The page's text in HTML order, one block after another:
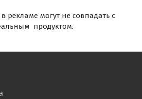
рекламе могут не совпадать с
продуктом.